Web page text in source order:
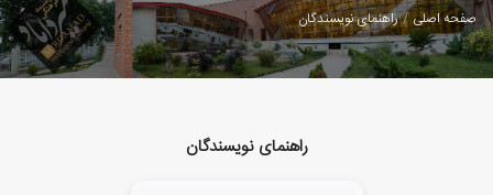
صفحه اصلی راهنمای نویسندگان
راهنمای نویسندگان